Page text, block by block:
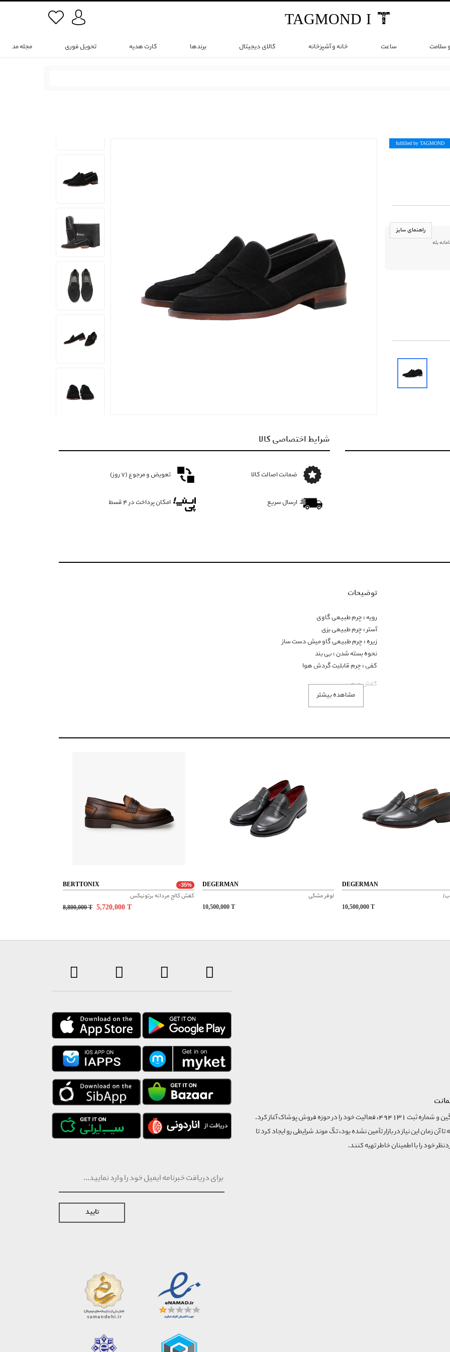
TAGMOND I
سلامت ساعت خانه و آشپزخانه کالای دیجیتال برندها کارت هدیه تحویل فوری مجله مد
fulfilled by TAGMOND
راهنمای سایز
در سامانه بله
شرایط اختصاصی کالا
ضمانت اصالت کالا تعویض و مرجوع (۷ روز)
ارسال سریع امکان پرداخت در 4 قسط
مشاهده بیشتر
توضیحات
رویه : چرم طبیعی گاوی
آستر : چرم طبیعی بزی
زیره : چرم طبیعی گاو میش دست ساز
نحوه بسته شدن : بی بند
کفی : چرم قابلیت گردش هوا
کفش چرم
جنس : چرم طبیعی
مورد استفاده : مهمانی ، رسمی ، اداری
BERTTONIX -35%
کفش کالج مردانه برتونیکس
8,800,000T 5,720,000 T
DEGERMAN
لوفر مشکی
10,500,000 T
DEGERMAN
10,500,000 T
تایید
فروشگاه تگ موند از سال 1395 با نام ثبتی گسترش و نوآوری تگین و شماره ثبت 494131، فعالیت خود را در حوزه فروش پوشاک آغاز کرد.
تا آن زمان این نیاز در بازار تأمین نشده بود، تگ موند شرایطی رو ایجاد کرد تا
خود را با اطمینان خاطر تهیه کنند.